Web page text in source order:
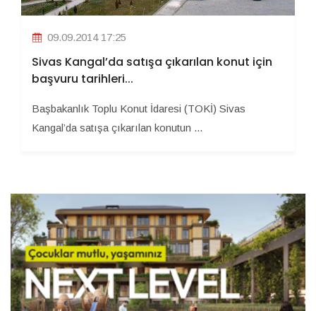
09.09.2014 17:25
Sivas Kangal’da satışa çıkarılan konut için
başvuru tarihleri...
Başbakanlık Toplu Konut İdaresi (TOKİ) Sivas
Kangal’da satışa çıkarılan konutun ...